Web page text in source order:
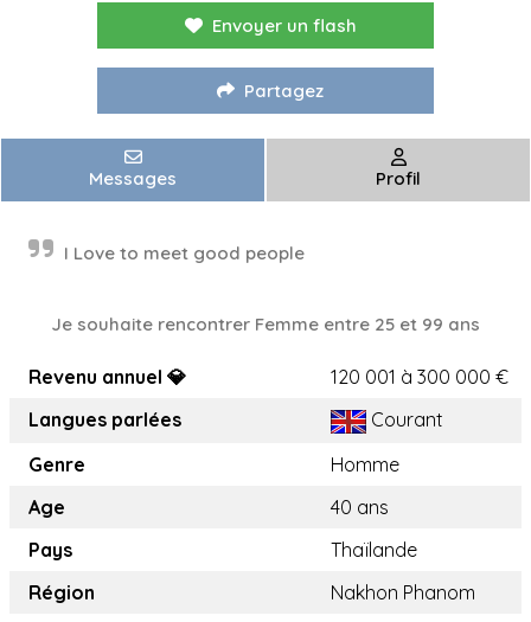
Envoyer un flash
Partagez
Messages Profil
I Love to meet good people
Je souhaite rencontrer Femme entre 25 et 99 ans
Revenu annuel 💎
120 001 à 300 000 €
Langues parlées
Courant
Genre
Homme
Age
40 ans
Pays
Thaïlande
Région
Nakhon Phanom